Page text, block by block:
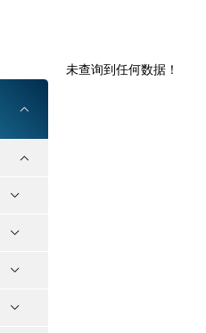
未查询到任何数据！